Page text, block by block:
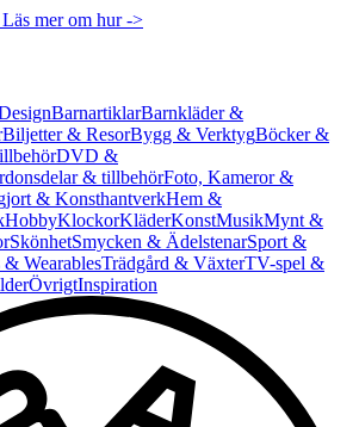
mer om hur ->
BarnartiklarBarnkläder &
Biljetter & ResorBygg & VerktygBöcker &
DVD &
& tillbehörFoto, Kameror &
& KonsthantverkHem &
HobbyKlockorKläderKonstMusikMynt &
SkönhetSmycken & ÄdelstenarSport &
WearablesTrädgård & VäxterTV-spel &
ÖvrigtInspiration